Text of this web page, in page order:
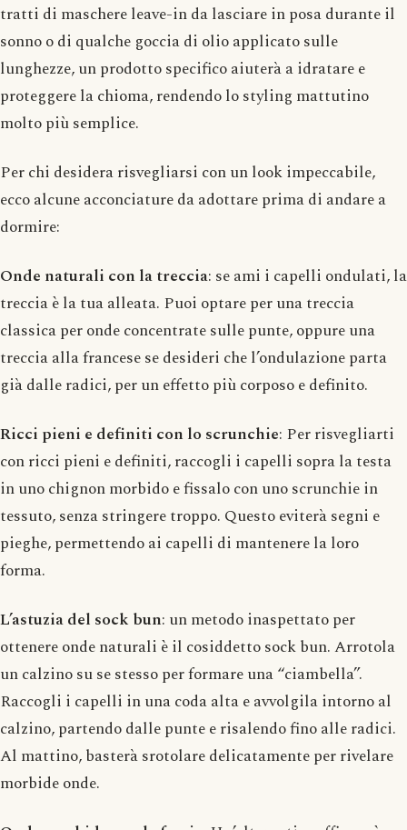
tratti di maschere leave-in da lasciare in posa durante il
sonno o di qualche goccia di olio applicato sulle
lunghezze, un prodotto specifico aiuterà a idratare e
proteggere la chioma, rendendo lo styling mattutino
molto più semplice.
Per chi desidera risvegliarsi con un look impeccabile,
ecco alcune acconciature da adottare prima di andare a
dormire:
Onde naturali con la treccia: se ami i capelli ondulati, la
treccia è la tua alleata. Puoi optare per una treccia
classica per onde concentrate sulle punte, oppure una
treccia alla francese se desideri che l’ondulazione parta
già dalle radici, per un effetto più corposo e definito.
Ricci pieni e definiti con lo scrunchie: Per risvegliarti
con ricci pieni e definiti, raccogli i capelli sopra la testa
in uno chignon morbido e fissalo con uno scrunchie in
tessuto, senza stringere troppo. Questo eviterà segni e
pieghe, permettendo ai capelli di mantenere la loro
forma.
L’astuzia del sock bun: un metodo inaspettato per
ottenere onde naturali è il cosiddetto sock bun. Arrotola
un calzino su se stesso per formare una “ciambella”.
Raccogli i capelli in una coda alta e avvolgila intorno al
calzino, partendo dalle punte e risalendo fino alle radici.
Al mattino, basterà srotolare delicatamente per rivelare
morbide onde.